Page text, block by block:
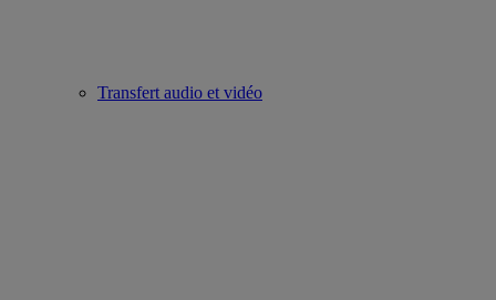
Transfert audio et vidéo